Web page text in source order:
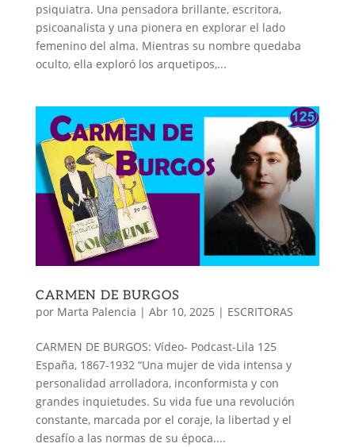
psiquiatra. Una pensadora brillante, escritora,
psicoanalista y una pionera en explorar el lado
femenino del alma. Mientras su nombre quedaba
oculto, ella exploró los arquetipos,...
CARMEN DE BURGOS
por Marta Palencia | Abr 10, 2025 | ESCRITORAS
CARMEN DE BURGOS: Vídeo- Podcast-Lila 125
España, 1867-1932 “Una mujer de vida intensa y
personalidad arrolladora, inconformista y con
grandes inquietudes. Su vida fue una revolución
constante, marcada por el coraje, la libertad y el
desafío a las normas de su época....